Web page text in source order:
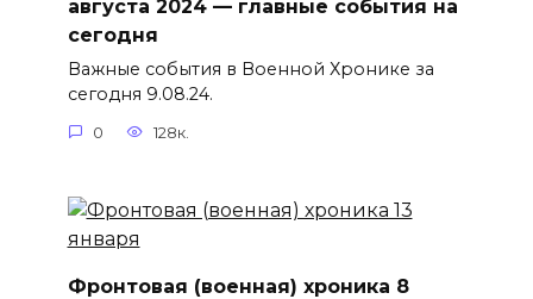
августа 2024 — главные события на
сегодня
Важные события в Военной Хронике за
сегодня 9.08.24.
0 128к.
Фронтовая (военная) хроника 8